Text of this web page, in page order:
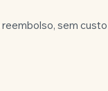
sem custo